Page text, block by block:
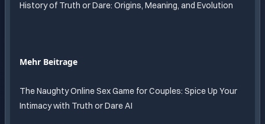
History of Truth or Dare: Origins, Meaning, and Evolution
Mehr Beitrage
The Naughty Online Sex Game for Couples: Spice Up Your
Intimacy with Truth or Dare AI